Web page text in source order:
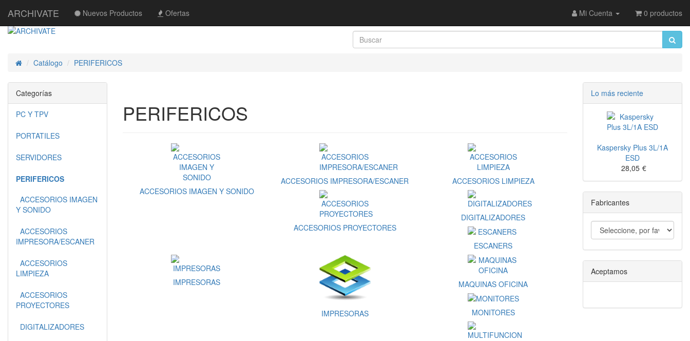
ARCHIVATE Nuevos Productos Ofertas Mi Cuenta 0 productos
InicioCatálogo PERIFERICOS
PERIFERICOS
ACCESORIOS IMAGEN Y SONIDO
ACCESORIOS IMPRESORA/ESCANER ACCESORIOS LIMPIEZA
ACCESORIOS PROYECTORES
DIGITALIZADORES
ESCANERS
IMPRESORAS
IMPRESORAS
MAQUINAS OFICINA
MONITORES
Categorías
PC Y TPV
PORTATILES
SERVIDORES
PERIFERICOS
ACCESORIOS IMAGEN
Y SONIDO
ACCESORIOS
IMPRESORA/ESCANER
ACCESORIOS
LIMPIEZA
ACCESORIOS
PROYECTORES
DIGITALIZADORES
Lo más reciente
Kaspersky Plus 3L/1A
ESD
28,05 €
Fabricantes
Aceptamos